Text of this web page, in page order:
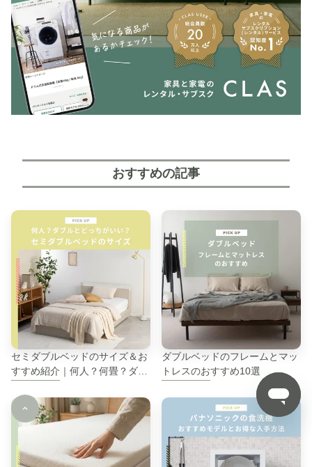
おすすめの記事
セミダブルベッドのサイズ＆お
すすめ紹介｜何人？何畳？ダブ
ダブルベッドのフレームとマッ
トレスのおすすめ10選